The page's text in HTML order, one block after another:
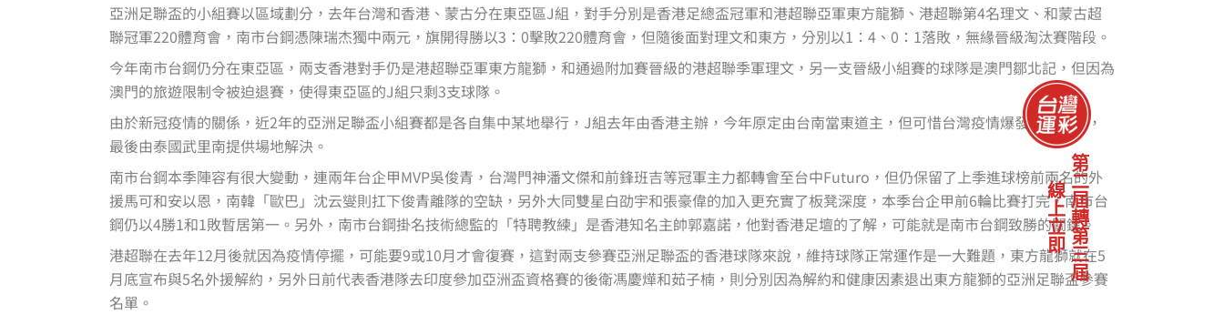
亞洲足聯盃的小組賽以區域劃分，去年台灣和香港、蒙古分在東亞區J組，對手分別是香港足總盃冠軍和港超聯亞軍東方龍獅、港超聯第4名理文、和蒙古超
聯冠軍220體育會，南市台鋼憑陳瑞杰獨中兩元，旗開得勝以3：0擊敗220體育會，但隨後面對理文和東方，分別以1：4、0：1落敗，無緣晉級淘汰賽階段。
今年南市台鋼仍分在東亞區，兩支香港對手仍是港超聯亞軍東方龍獅，和通過附加賽晉級的港超聯季軍理文，另一支晉級小組賽的球隊是澳門鄒北記，但因為
澳門的旅遊限制令被迫退賽，使得東亞區的J組只剩3支球隊。
由於新冠疫情的關係，近2年的亞洲足聯盃小組賽都是各自集中某地舉行，J組去年由香港主辦，今年原定由台南當東道主，但可惜台灣疫情爆發宣布取消，
最後由泰國武里南提供場地解決。
南市台鋼本季陣容有很大變動，連兩年台企甲MVP吳俊青，台灣門神潘文傑和前鋒班吉等冠軍主力都轉會至台中Futuro，但仍保留了上季進球榜前兩名的外
援馬可和安以恩，南韓「歐巴」沈云燮則扛下俊青離隊的空缺，另外大同雙星白劭宇和張豪偉的加入更充實了板凳深度，本季台企甲前6輪比賽打完，南市台
鋼仍以4勝1和1敗暫居第一。另外，南市台鋼掛名技術總監的「特聘教練」是香港知名主帥郭嘉諾，他對香港足壇的了解，可能就是南市台鋼致勝的關鍵。
港超聯在去年12月後就因為疫情停擺，可能要9或10月才會復賽，這對兩支參賽亞洲足聯盃的香港球隊來說，維持球隊正常運作是一大難題，東方龍獅就在5
月底宣布與5名外援解約，另外日前代表香港隊去印度參加亞洲盃資格賽的後衛馮慶燁和茹子楠，則分別因為解約和健康因素退出東方龍獅的亞洲足聯盃參賽
名單。
第二屆轉第三屆
線上立即